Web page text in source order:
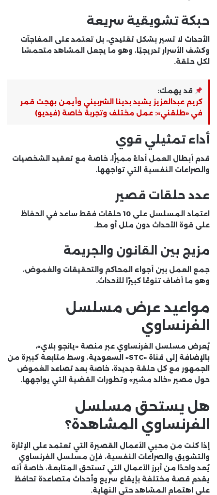
حبكة تشويقية سريعة
الأحداث لا تسير بشكل تقليدي، بل تعتمد على المفاجآت
وكشف الأسرار تدريجيًا، وهو ما يجعل المشاهد متحمسًا
لكل حلقة.
قد يهمك:
كريم عبدالعزيز يشيد بدينا الشربيني وأيمن بهجت قمر
في «طلقني»: عمل مختلف وتجربة خاصة (فيديو)
أداء تمثيلي قوي
قدم أبطال العمل أداءً مميزًا، خاصة مع تعقيد الشخصيات
والصراعات النفسية التي تواجهها.
عدد حلقات قصير
اعتماد المسلسل على 10 حلقات فقط ساعد في الحفاظ
على قوة الأحداث دون ملل أو مط.
مزيج بين القانون والجريمة
جمع العمل بين أجواء المحاكم والتحقيقات والغموض،
وهو ما أضاف تنوعًا كبيرًا للأحداث.
مواعيد عرض مسلسل
الفرنساوي
يُعرض مسلسل الفرنساوي عبر منصة «يانجو بلاي»،
بالإضافة إلى قناة «STC» السعودية، وسط متابعة كبيرة من
الجمهور مع كل حلقة جديدة، خاصة بعد تصاعد الغموض
حول مصير «خالد مشير» وتطورات القضية التي يواجهها.
هل يستحق مسلسل
الفرنساوي المشاهدة؟
إذا كنت من محبي الأعمال القصيرة التي تعتمد على الإثارة
والتشويق والصراعات النفسية، فإن مسلسل الفرنساوي
يُعد واحدًا من أبرز الأعمال التي تستحق المتابعة، خاصة أنه
يقدم قصة مختلفة بإيقاع سريع وأحداث متصاعدة تحافظ
على اهتمام المشاهد حتى النهاية.